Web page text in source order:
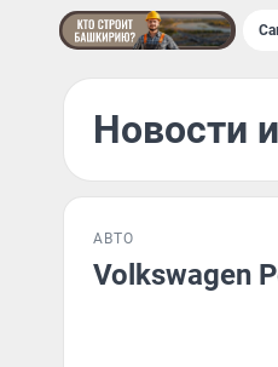
Новости
АВТО
Volkswagen